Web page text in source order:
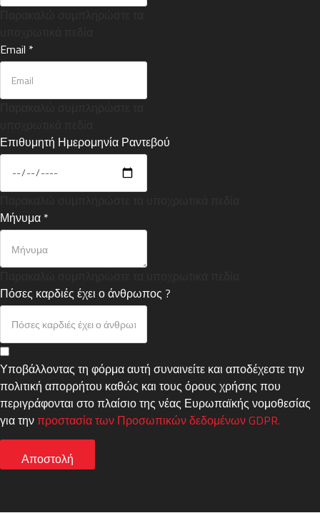
Email *
Επιθυμητή Ημερομηνία Ραντεβού
Μήνυμα *
Πόσες καρδιές έχει ο άνθρωπος ?
Υποβάλλοντας τη φόρμα αυτή συναινείτε και αποδέχεστε την
πολιτική απορρήτου καθώς και τους όρους χρήσης που
περιγράφονται στο πλαίσιο της νέας Ευρωπαϊκής νομοθεσίας
για τηνπροστασία των Προσωπικών δεδομένων GDPR.
Αποστολή